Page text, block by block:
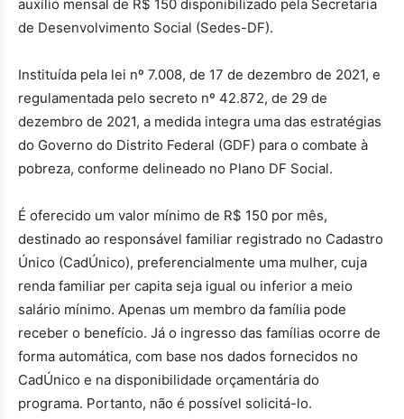
auxílio mensal de R$ 150 disponibilizado pela Secretaria
de Desenvolvimento Social (Sedes-DF).
Instituída pela lei nº 7.008, de 17 de dezembro de 2021, e
regulamentada pelo secreto nº 42.872, de 29 de
dezembro de 2021, a medida integra uma das estratégias
do Governo do Distrito Federal (GDF) para o combate à
pobreza, conforme delineado no Plano DF Social.
É oferecido um valor mínimo de R$ 150 por mês,
destinado ao responsável familiar registrado no Cadastro
Único (CadÚnico), preferencialmente uma mulher, cuja
renda familiar per capita seja igual ou inferior a meio
salário mínimo. Apenas um membro da família pode
receber o benefício. Já o ingresso das famílias ocorre de
forma automática, com base nos dados fornecidos no
CadÚnico e na disponibilidade orçamentária do
programa. Portanto, não é possível solicitá-lo.